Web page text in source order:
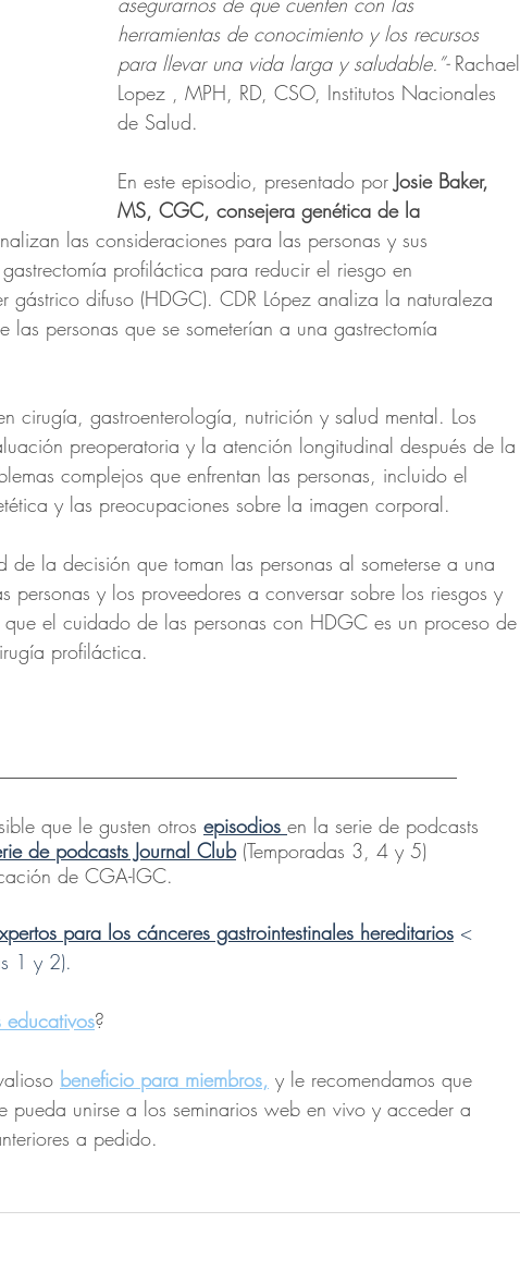
herramientas de conocimiento y los recursos
para llevar una vida larga y saludable.”- Rachael
Lopez , MPH, RD, CSO, Institutos Nacionales
de Salud.
En este episodio, presentado por Josie Baker,
MS, CGC, consejera genética de la
las consideraciones para las personas y sus
profiláctica para reducir el riesgo en
gástrico difuso (HDGC). CDR López analiza la naturaleza
personas que se someterían a una gastrectomía
cirugía, gastroenterología, nutrición y salud mental. Los
preoperatoria y la atención longitudinal después de la
complejos que enfrentan las personas, incluido el
y las preocupaciones sobre la imagen corporal.
de la decisión que toman las personas al someterse a una
y los proveedores a conversar sobre los riesgos y
el cuidado de las personas con HDGC es un proceso de
profiláctica.
que le gusten otros episodios en la serie de podcasts
de podcasts Journal Club (Temporadas 3, 4 y 5)
de CGA-IGC.
para los cánceres gastrointestinales hereditarios <
1 y 2).
educativos?
beneficio para miembros, y le recomendamos que
pueda unirse a los seminarios web en vivo y acceder a
a pedido.